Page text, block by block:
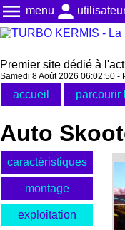
menu menu person
Premier site dédié à
Samedi 8 Août 2026 06:02:50 -
accueil parcourir
Auto
caractéristiques
montage
exploitation